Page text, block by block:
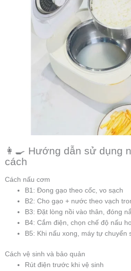
👩‍🍳 Hướng dẫn sử dụng
cách
Cách nấu cơm
B1: Đong gạo theo cốc, vo sạch
B2: Cho gạo + nước theo vạch
B3: Đặt lòng nồi vào thân, đóng
B4: Cắm điện, chọn chế độ nấu
B5: Khi nấu xong, máy tự chuyển
Cách vệ sinh và bảo quản
Rút điện trước khi vệ sinh